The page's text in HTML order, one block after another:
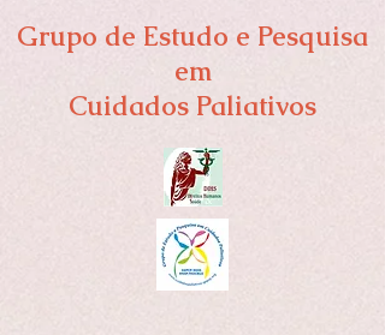
Grupo de Estudo e Pesquisa
em
Cuidados Paliativos